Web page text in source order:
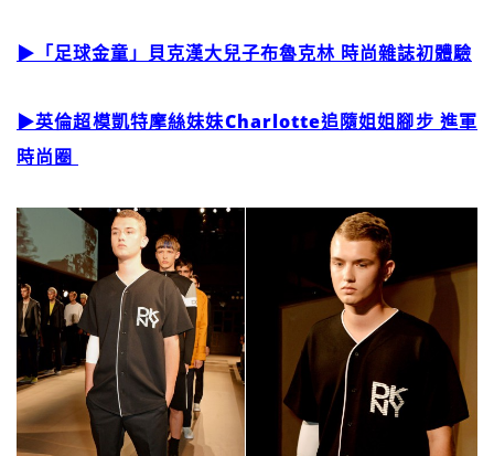
▶「足球金童」貝克漢大兒子布魯克林 時尚雜誌初體驗
▶英倫超模凱特摩絲妹妹Charlotte追隨姐姐腳步 進軍
時尚圈